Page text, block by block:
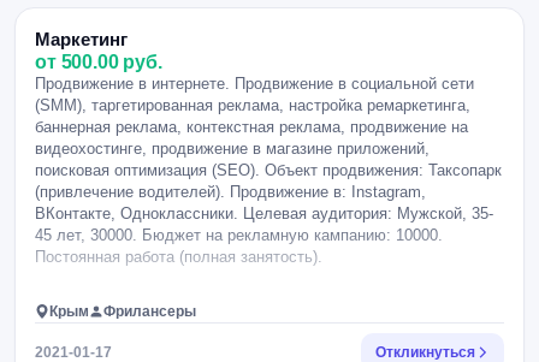
Маркетинг
от 500.00 руб.
Продвижение в интернете. Продвижение в социальной сети
(SMM), таргетированная реклама, настройка ремаркетинга,
баннерная реклама, контекстная реклама, продвижение на
видеохостинге, продвижение в магазине приложений,
поисковая оптимизация (SEO). Объект продвижения: Таксопарк
(привлечение водителей). Продвижение в: Instagram,
ВКонтакте, Одноклассники. Целевая аудитория: Мужской, 35-
45 лет, 30000. Бюджет на рекламную кампанию: 10000.
Постоянная работа (полная занятость).
Крым Фрилансеры
2021-01-17 Откликнуться